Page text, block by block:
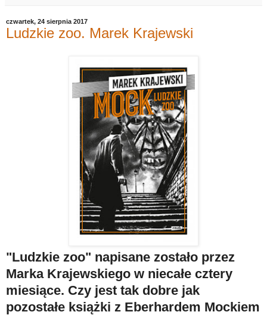
czwartek, 24 sierpnia 2017
Ludzkie zoo. Marek Krajewski
"Ludzkie zoo" napisane zostało przez
Marka Krajewskiego w niecałe cztery
miesiące. Czy jest tak dobre jak
pozostałe książki z Eberhardem Mockiem